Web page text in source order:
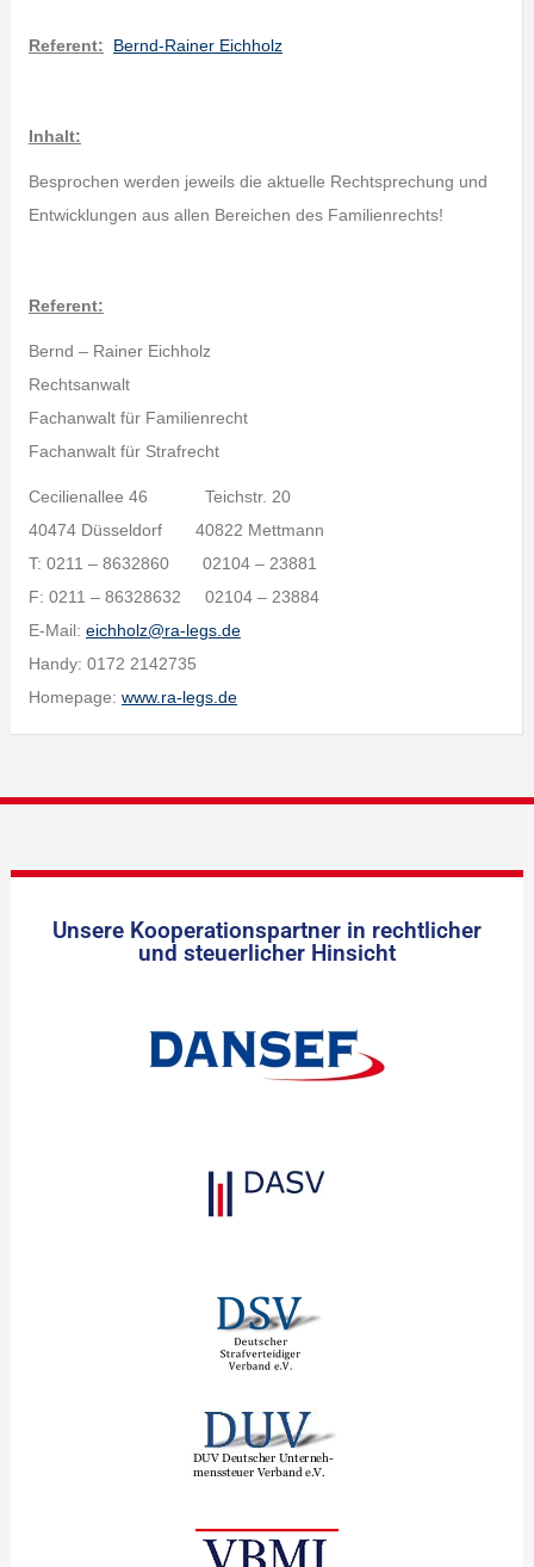
Referent: Bernd-Rainer Eichholz
Inhalt:
Besprochen werden jeweils die aktuelle Rechtsprechung und
Entwicklungen aus allen Bereichen des Familienrechts!
Referent:
Bernd – Rainer Eichholz
Rechtsanwalt
Fachanwalt für Familienrecht
Fachanwalt für Strafrecht
Cecilienallee 46 Teichstr. 20
40474 Düsseldorf 40822 Mettmann
T: 0211 – 8632860 02104 – 23881
F: 0211 – 86328632 02104 – 23884
E-Mail: eichholz@ra-legs.de
Handy: 0172 2142735
Homepage: www.ra-legs.de
Unsere Kooperationspartner in rechtlicher
und steuerlicher Hinsicht